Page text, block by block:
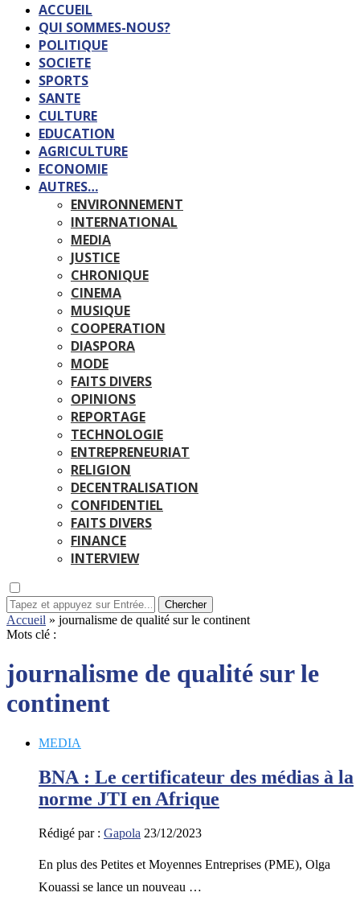
ACCUEIL
QUI SOMMES-NOUS?
POLITIQUE
SOCIETE
SPORTS
SANTE
CULTURE
EDUCATION
AGRICULTURE
ECONOMIE
AUTRES…
ENVIRONNEMENT
INTERNATIONAL
MEDIA
JUSTICE
CHRONIQUE
CINEMA
MUSIQUE
COOPERATION
DIASPORA
MODE
FAITS DIVERS
OPINIONS
REPORTAGE
TECHNOLOGIE
ENTREPRENEURIAT
RELIGION
DECENTRALISATION
CONFIDENTIEL
FAITS DIVERS
FINANCE
INTERVIEW
Chercher
Accueil » journalisme de qualité sur le continent
Mots clé :
journalisme de qualité sur le
continent
MEDIA
BNA : Le certificateur des médias à la
norme JTI en Afrique
Rédigé par : Gapola 23/12/2023
En plus des Petites et Moyennes Entreprises (PME), Olga
Kouassi se lance un nouveau …